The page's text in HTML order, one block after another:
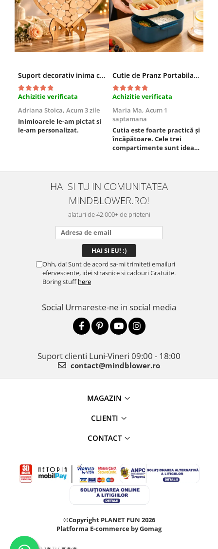
Suport decorativ inima cu mesaje, Cadou cu suflet
Achizitie verificata
Adriana Stoica, Acum 3 zile
Inimioarele le-am pictat si
le-am personalizat.
Cutie de Pranz Portabila cu Compartimente
Achizitie verificata
Maria Ma, Acum 1
saptamana
Cutia este foarte practică și
încăpătoare. Cele trei
compartimente sunt ideale
este sigură, fără scurgeri. O
folosesc aproape zilnic la
serviciu și sunt foarte
mulțumită.
HAI SI TU IN COMUNITATEA
MINDBLOWER.RO!
alaturi de 42.000+ de prieteni
Ohh, da! Sunt de acord sa-mi trimiteti emailuri
efervescente, idei strasnice si cadouri Gratuite.
Boring stuffhere
Social Urmareste-ne in social media
Suport clienti Luni-Vineri 09:00 - 18:00
contact@mindblower.ro
MAGAZIN
CLIENTI
CONTACT
©Copyright PLANET FUN 2026
Platforma E-commerce by Gomag